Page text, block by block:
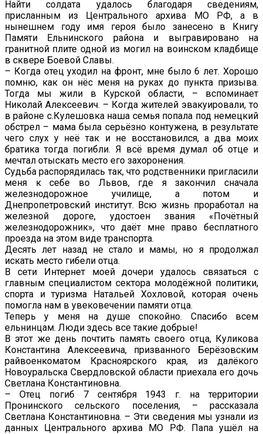
Найти солдата удалось благодаря сведениям,
присланным из Центрального архива МО РФ, а в
нынешнем году имя героя было занесено в Книгу
Памяти Ельнинского района и выгравировано на
гранитной плите одной из могил на воинском кладбище
в сквере Боевой Славы.
– Когда отец уходил на фронт, мне было 6 лет. Хорошо
помню, как он нёс меня на руках до пункта призыва.
Тогда мы жили в Курской области, – вспоминает
Николай Алексеевич. – Когда жителей эвакуировали, то
в районе с.Кулешовка наша семья попала под немецкий
обстрел – мама была серьёзно контужена, в результате
чего слух у неё так и не восстановился, а два моих
братика тогда погибли. Я всё время думал об отце и
мечтал отыскать место его захоронения.
Судьба распорядилась так, что родственники пригласили
меня к себе во Львов, где я закончил сначала
железнодорожное училище, а потом и
Днепропетровский институт. Всю жизнь проработал на
железной дороге, удостоен звания «Почётный
железнодорожник», что даёт мне право бесплатного
проезда на этом виде транспорта.
Десять лет назад не стало и мамы, но я продолжал
искать место гибели отца.
В сети Интернет моей дочери удалось связаться с
главным специалистом сектора молодёжной политики,
спорта и туризма Натальей Хохловой, которая очень
помогла нам в увековечении памяти отца.
Теперь у меня на душе спокойно. Спасибо всем
ельнинцам. Люди здесь все такие добрые!
В этот же день почтить память своего отца, Куликова
Константина Алексеевича, призванного Берёзовским
райвоенкоматом Красноярского края, из далёкого
Новоуральска Свердловской области приехала его дочь
Светлана Константиновна.
– Отец погиб 7 сентября 1943 г. на территории
Пронинского сельского поселения, – рассказала
Светлана Константиновна. – Эти сведения мы узнали из
данных Центрального архива МО РФ. Папа ушёл на